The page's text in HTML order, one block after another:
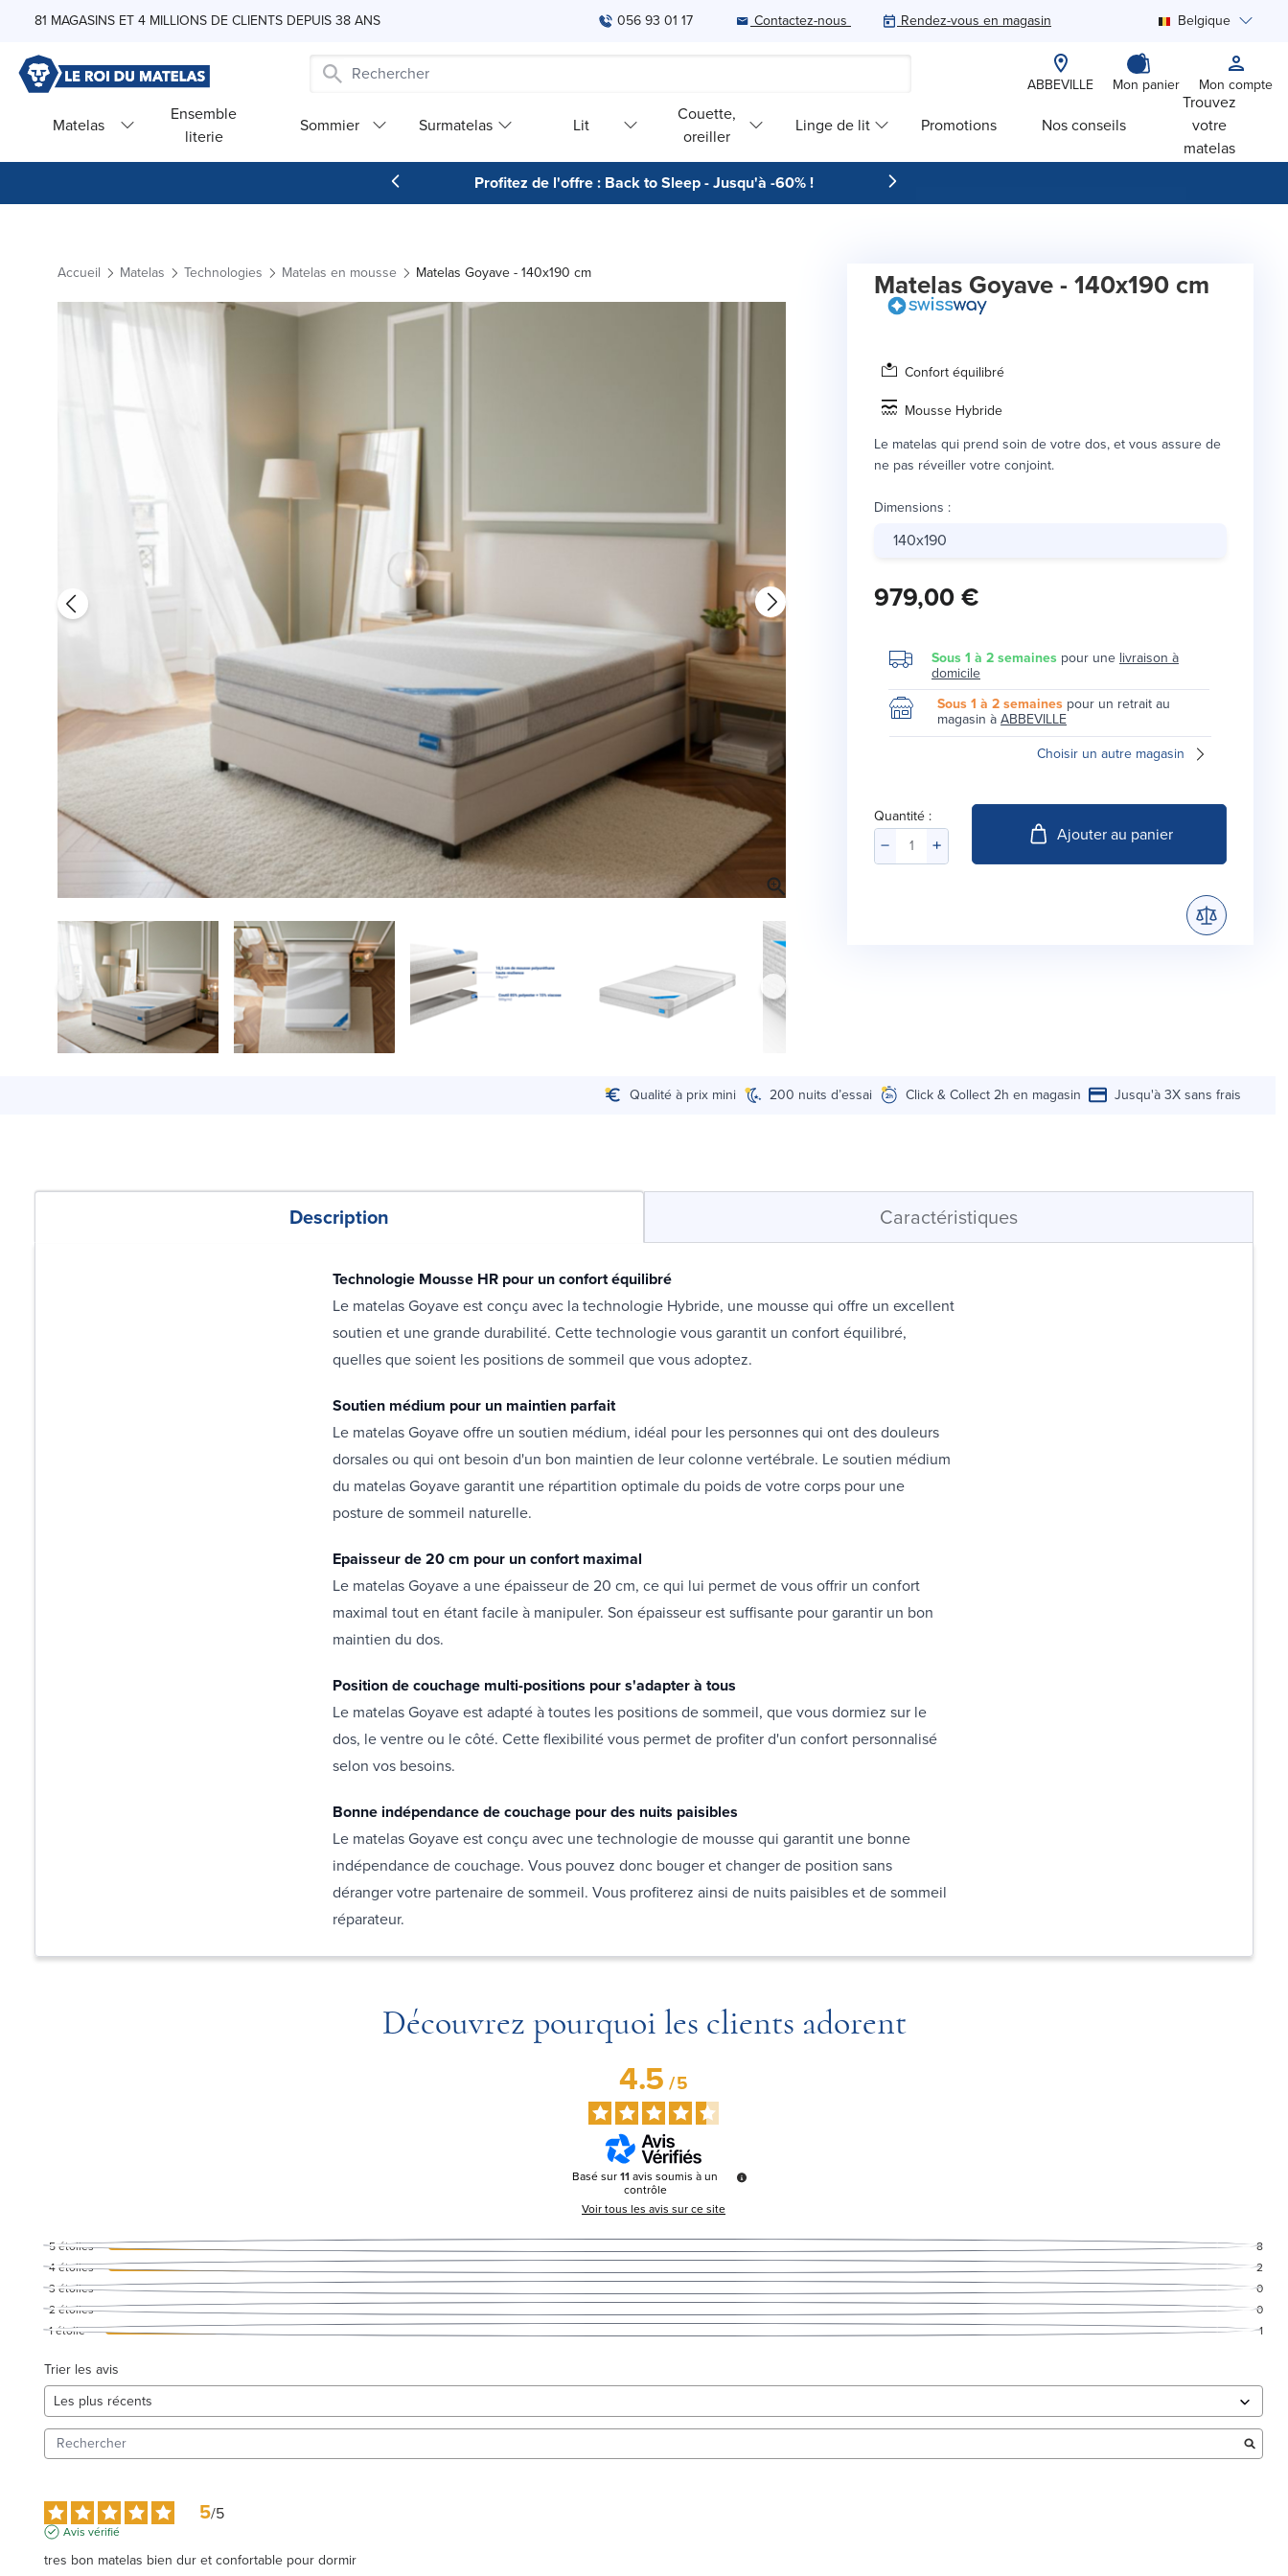
Skip to Content
81 MAGASINS ET 4 MILLIONS DE CLIENTS DEPUIS 38 ANS 056 93 01 17 Contactez-nous Rendez-vous en magasin Belgique
ABBEVILLE Mon panier Mon compte
Matelas
Ensemble
literie
Sommier Surmatelas Lit
Couette,
oreiller
Linge de lit Promotions Nos conseils
Trouvez
votre
matelas
Profitez de l'offre : Back to Sleep - Jusqu'à -60% !
Accueil Matelas Technologies Matelas en mousse Matelas Goyave - 140x190 cm Matelas Goyave - 140x190 cm
Confort équilibré
Mousse Hybride
Le matelas qui prend soin de votre dos, et vous assure de
ne pas réveiller votre conjoint.
Dimensions :
140x190
979,00 €
Sous 1 à 2 semaines pour unelivraison à
domicile
Sous 1 à 2 semaines pour un retrait au
magasin àABBEVILLE
Choisir un autre magasin
Quantité :
Ajouter au panier
Qualité à prix mini 200 nuits d’essai Click & Collect 2h en magasin Jusqu'à 3X sans frais
Description Caractéristiques
Technologie Mousse HR pour un confort équilibré
Le matelas Goyave est conçu avec la technologie Hybride, une mousse qui offre un excellent
soutien et une grande durabilité. Cette technologie vous garantit un confort équilibré,
quelles que soient les positions de sommeil que vous adoptez.
Soutien médium pour un maintien parfait
Le matelas Goyave offre un soutien médium, idéal pour les personnes qui ont des douleurs
dorsales ou qui ont besoin d'un bon maintien de leur colonne vertébrale. Le soutien médium
du matelas Goyave garantit une répartition optimale du poids de votre corps pour une
posture de sommeil naturelle.
Epaisseur de 20 cm pour un confort maximal
Le matelas Goyave a une épaisseur de 20 cm, ce qui lui permet de vous offrir un confort
maximal tout en étant facile à manipuler. Son épaisseur est suffisante pour garantir un bon
maintien du dos.
Position de couchage multi-positions pour s'adapter à tous
Le matelas Goyave est adapté à toutes les positions de sommeil, que vous dormiez sur le
dos, le ventre ou le côté. Cette flexibilité vous permet de profiter d'un confort personnalisé
selon vos besoins.
Bonne indépendance de couchage pour des nuits paisibles
Le matelas Goyave est conçu avec une technologie de mousse qui garantit une bonne
indépendance de couchage. Vous pouvez donc bouger et changer de position sans
déranger votre partenaire de sommeil. Vous profiterez ainsi de nuits paisibles et de sommeil
réparateur.
Découvrez pourquoi les clients adorent
4.5/5
Basé sur11avis soumis à un
contrôle
Voir tous les avis sur ce site
5étoiles
8
4étoiles
2
3 étoiles
0
2étoiles
0
1étoile 1
Trier les avis
5/5
Avis vérifié
tres bon matelas bien dur et confortable pour dormir